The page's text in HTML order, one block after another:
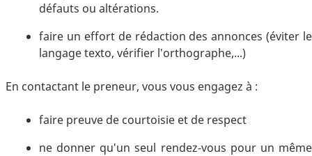
défauts ou altérations.
faire un effort de rédaction des annonces (éviter le
langage texto, vérifier l'orthographe,...)
En contactant le preneur, vous vous engagez à :
faire preuve de courtoisie et de respect
ne donner qu'un seul rendez-vous pour un même